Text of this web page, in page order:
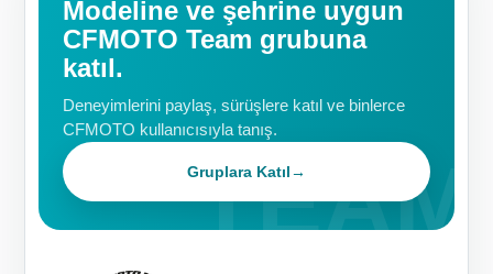
Modeline ve şehrine uygun
CFMOTO Team grubuna
katıl.
Deneyimlerini paylaş, sürüşlere katıl ve binlerce
CFMOTO kullanıcısıyla tanış.
Gruplara Katıl→